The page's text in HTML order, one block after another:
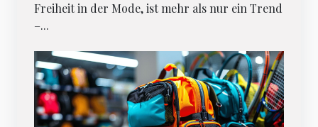
Freiheit in der Mode, ist mehr als nur ein Trend
–...